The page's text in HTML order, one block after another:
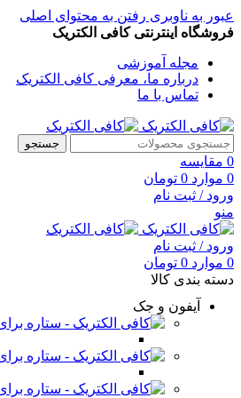
عبور به ناوبری رفتن به محتوای اصلی
فروشگاه اینترنتی کافی الکتریک
مجله آموزشی
درباره ما، معرفی کافی الکتریک
تماس با ما
جستجو
0 مقایسه
0 موارد 0 تومان
ورود / ثبت نام
منو
ورود / ثبت نام
0 موارد 0 تومان
دسته بندی کالا
آیفون و جک